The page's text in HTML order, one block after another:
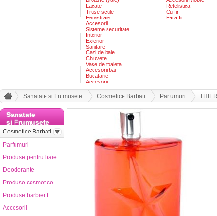
Lacate
Truse scule
Ferastraie
Accesorii
Sisteme securitate
Interior
Exterior
Sanitare
Cazi de baie
Chiuvete
Vase de toaleta
Accesorii bai
Bucatarie
Accesorii
Retelistica
Cu fir
Fara fir
Sanatate si Frumusete Cosmetice Barbati Parfumuri
Sanatate
si Frumusete
Cosmetice Barbati
Parfumuri
Produse pentru baie
Deodorante
Produse cosmetice
Produse barbierit
Accesorii